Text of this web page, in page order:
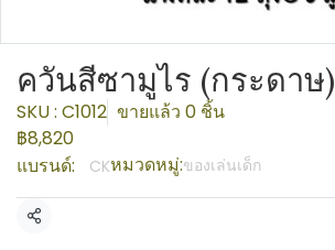
ควันสีซามูไร (กระดาษ)
SKU : C1012 ขายแล้ว 0 ชิ้น
฿8,820
แบรนด์:
CKหมวดหมู่:ของเล่นเด็ก
แชร์